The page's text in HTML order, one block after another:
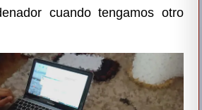
cuando tengamos otro